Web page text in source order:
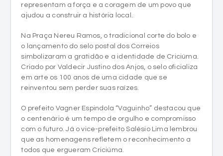
representam a força e a coragem de um povo que
ajudou a construir a história local.
Na Praça Nereu Ramos, o tradicional corte do bolo e
o lançamento do selo postal dos Correios
simbolizaram a gratidão e a identidade de Criciúma.
Criado por Valdecir Justino dos Anjos, o selo oficializa
em arte os 100 anos de uma cidade que se
reinventou sem perder suas raízes.
O prefeito Vagner Espindola “Vaguinho” destacou que
o centenário é um tempo de orgulho e compromisso
com o futuro. Já o vice-prefeito Salésio Lima lembrou
que as homenagens refletem o reconhecimento a
todos que ergueram Criciúma.